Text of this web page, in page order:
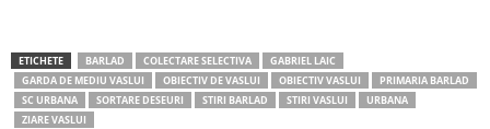
ETICHETE BARLAD COLECTARE SELECTIVA
GABRIEL LAIC
GARDA DE MEDIU VASLUI
OBIECTIV DE VASLUI OBIECTIV VASLUI
PRIMARIA BARLAD
SC URBANA
SORTARE DESEURI STIRI BARLAD STIRI VASLUI
URBANA
ZIARE VASLUI